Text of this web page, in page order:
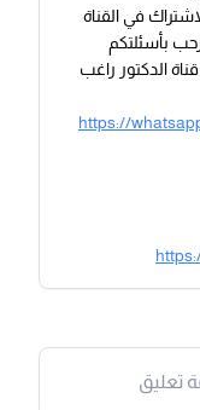
في القناة
بأسئلتكم
الدكتور راغب
https://
تعليق